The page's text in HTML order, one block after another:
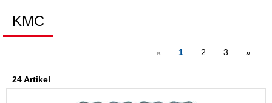
KMC
« 1 2 3 »
24 Artikel